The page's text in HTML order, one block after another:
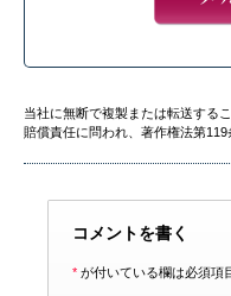
当社に無断で複製または転送する
賠償責任に問われ、著作権法第
コメントを書く
* が付いている欄は必須項